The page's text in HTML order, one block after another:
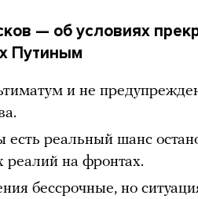
— об условиях
Путиным
и не
есть реальный шанс
на фронтах.
бессрочные, но